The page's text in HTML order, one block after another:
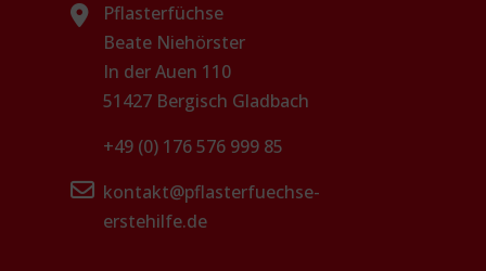
Pflasterfüchse
Beate Niehörster
In der Auen 110
51427 Bergisch Gladbach
+49 (0) 176 576 999 85
kontakt@pflasterfuechse-
erstehilfe.de